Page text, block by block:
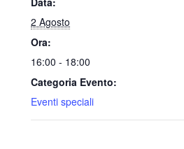
2 Agosto
Ora:
16:00 - 18:00
Categoria Evento:
Eventi speciali